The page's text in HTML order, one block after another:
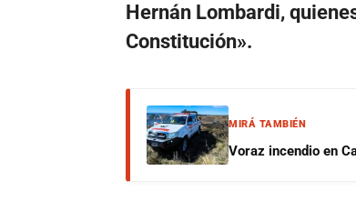
Hernán Lombardi,
Constitución».
MIRÁ TAMBIÉN
Voraz incendio en